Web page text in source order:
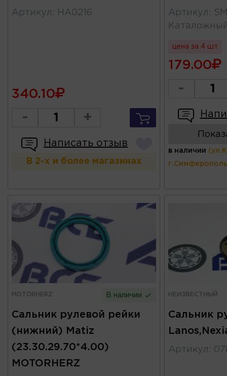
Артикул : HA0216
340.10
- +
Написать отзыв
В 2-х и более магазинах
Артикул :
цена за 4 шт
179.00
-
в наличии
MOTORHERZ В наличии
Сальник рулевой рейки
(нижний) Matiz
(23.30.29.70*4.00)
MOTORHERZ
НЕИЗВЕСТНЫЙ
Сальник
Артикул :